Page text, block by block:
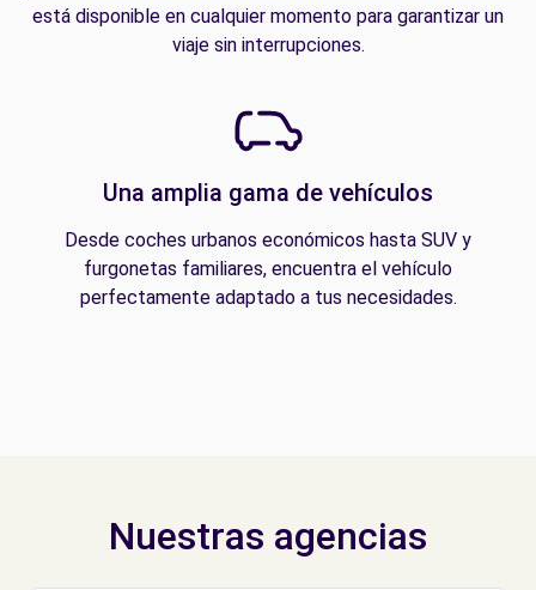
está disponible en cualquier momento para garantizar un
viaje sin interrupciones.
Una amplia gama de vehículos
Desde coches urbanos económicos hasta SUV y
furgonetas familiares, encuentra el vehículo
perfectamente adaptado a tus necesidades.
Nuestras agencias